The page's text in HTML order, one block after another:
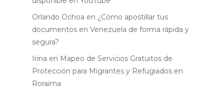
Orlando Ochoa en ¿Cómo apostillar tus
documentos en Venezuela de forma rápida y
segura?
Irina en Mapeo de Servicios Gratuitos de
Protección para Migrantes y Refugiados en
Roraima